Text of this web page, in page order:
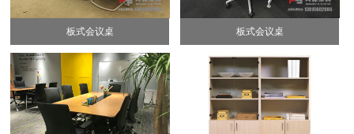
板式会议桌 板式会议桌